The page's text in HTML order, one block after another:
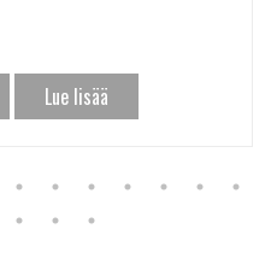
Lue lisää